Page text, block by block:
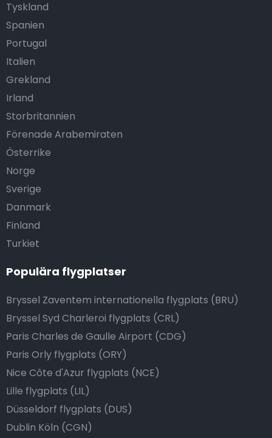
Tyskland
Spanien
Portugal
Italien
Grekland
Irland
Storbritannien
Förenade Arabemiraten
Österrike
Norge
Sverige
Danmark
Finland
Turkiet
Populära flygplatser
Bryssel Zaventem internationella flygplats (BRU)
Bryssel Syd Charleroi flygplats (CRL)
Paris Charles de Gaulle Airport (CDG)
Paris Orly flygplats (ORY)
Nice Côte d'Azur flygplats (NCE)
Lille flygplats (LIL)
Düsseldorf flygplats (DUS)
Dublin Köln (CGN)